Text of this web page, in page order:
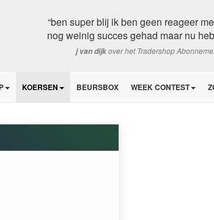
“ben super blij ik ben geen reageer
nog weinig succes gehad maar nu
j van dijkover het Tradershop
KOERSEN BEURSBOX WEEK CONTEST